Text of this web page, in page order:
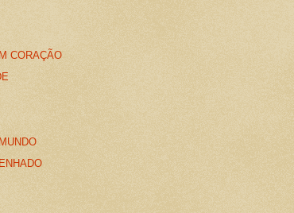
CORAÇÃO